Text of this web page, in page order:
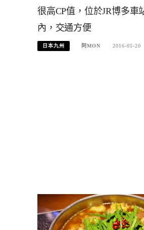
很高CP值，位於JR博多車
內，交通方便
日本九州 阿MON 2016-05-20